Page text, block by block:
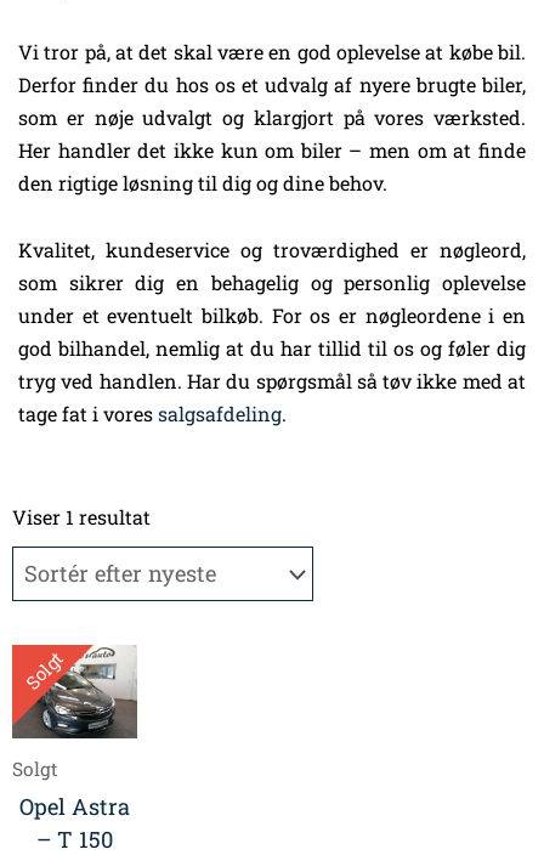
Vi tror på, at det skal være en god oplevelse at købe bil.
Derfor finder du hos os et udvalg af nyere brugte biler,
som er nøje udvalgt og klargjort på vores værksted.
Her handler det ikke kun om biler – men om at finde
den rigtige løsning til dig og dine behov.
Kvalitet, kundeservice og troværdighed er nøgleord,
som sikrer dig en behagelig og personlig oplevelse
under et eventuelt bilkøb. For os er nøgleordene i en
god bilhandel, nemlig at du har tillid til os og føler dig
tryg ved handlen. Har du spørgsmål så tøv ikke med at
tage fat i voressalgsafdeling.
Viser 1 resultat
Solgt
Solgt
Opel Astra
– T 150